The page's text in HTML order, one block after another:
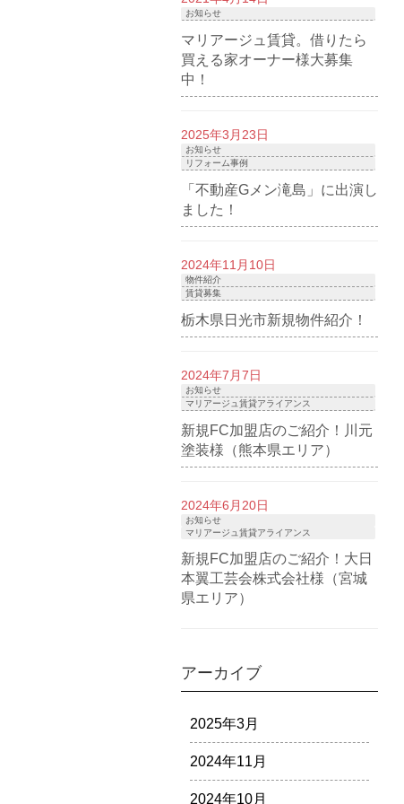
お知らせ
マリアージュ賃貸。借りたら
買える家オーナー様大募集
中！
2025年3月23日
お知らせ
リフォーム事例
「不動産Gメン滝島」に出演し
ました！
2024年11月10日
物件紹介
賃貸募集
栃木県日光市新規物件紹介！
2024年7月7日
お知らせ
マリアージュ賃貸アライアンス
新規FC加盟店のご紹介！川元
塗装様（熊本県エリア）
2024年6月20日
お知らせ
マリアージュ賃貸アライアンス
新規FC加盟店のご紹介！大日
本翼工芸会株式会社様（宮城
県エリア）
アーカイブ
2025年3月
2024年11月
2024年10月